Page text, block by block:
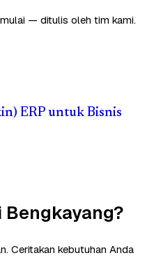
— ditulis oleh tim kami.
ERP untuk Bisnis
Bengkayang?
Ceritakan kebutuhan Anda